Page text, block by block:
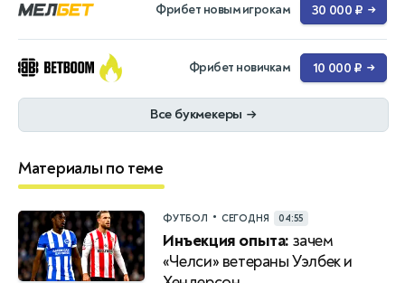
Фрибет новым игрокам 30 000 ₽ →
Фрибет новичкам 10 000 ₽ →
Все букмекеры →
Материалы по теме
ФУТБОЛ • СЕГОДНЯ 04:55
Инъекция опыта: зачем
«Челси» ветераны Уэлбек и